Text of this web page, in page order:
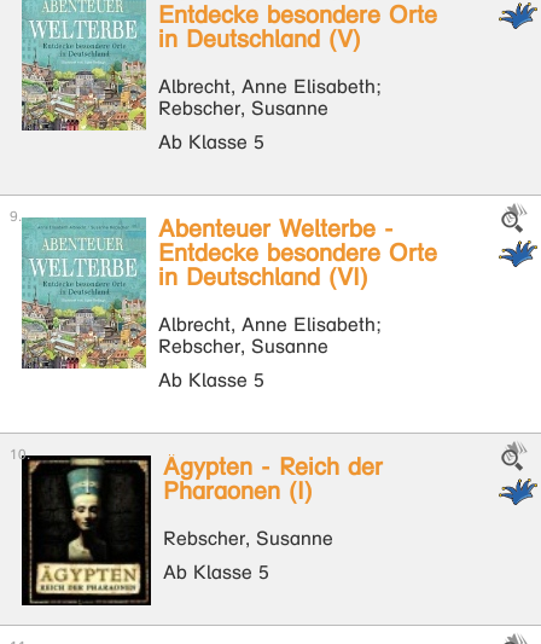
Entdecke besondere Orte
in Deutschland (V)
Albrecht, Anne Elisabeth;
Rebscher, Susanne
Ab Klasse 5
Abenteuer Welterbe -
Entdecke besondere Orte
in Deutschland (VI)
Albrecht, Anne Elisabeth;
Rebscher, Susanne
Ab Klasse 5
Ägypten - Reich der
Pharaonen (I)
Rebscher, Susanne
Ab Klasse 5